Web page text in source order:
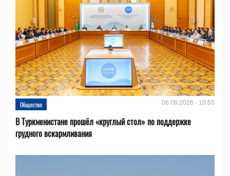
Общество 06.08.2026 - 10:55
В Туркменистане прошёл «круглый стол» по поддержке
грудного вскармливания